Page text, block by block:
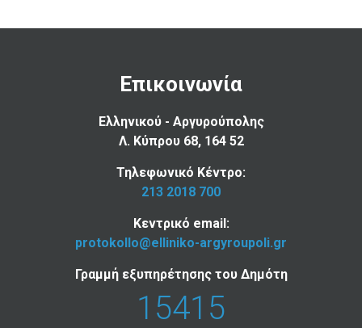
Επικοινωνία
Ελληνικού - Αργυρούπολης
Λ. Κύπρου 68, 164 52
Τηλεφωνικό Κέντρο:
213 2018 700
Κεντρικό email:
protokollo@elliniko-argyroupoli.gr
Γραμμή εξυπηρέτησης του Δημότη
15415